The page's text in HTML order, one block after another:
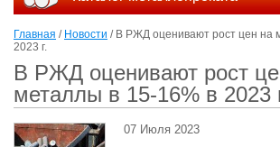
Главная / Новости / В РЖД оценивают рост цен на
2023 г.
В РЖД оценивают рост
металлы в 15-16% в 2023
07 Июля 2023